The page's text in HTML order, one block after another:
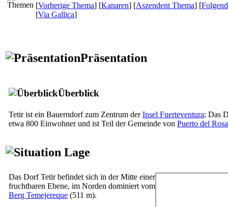
[Vorherige Thema] [Kanaren] [Aszendent Thema] [
[Via Gallica]
Präsentation
Überblick
Tetirist ein Bauerndorf zum Zentrum derInsel Fuerteventura; Das
etwa 800 Einwohner und ist Teil der Gemeinde von Puerto del
Lage
Das DorfTetirbefindet sich in der Mitte einer
fruchtbaren Ebene, im Norden dominiert vom
Berg Temejereque (511 m).